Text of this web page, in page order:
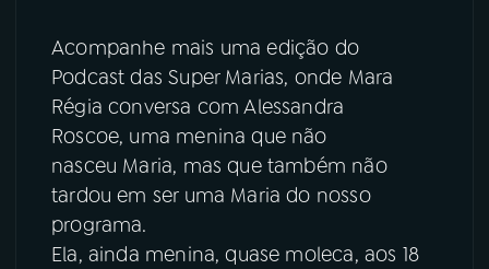
TikTok
Acompanhe mais uma edição do
Podcast das Super Marias, onde Mara
Régia conversa com Alessandra
Roscoe, uma menina que não
nasceu Maria, mas que também não
tardou em ser uma Maria do nosso
programa.
Ela, ainda menina, quase moleca, aos 18